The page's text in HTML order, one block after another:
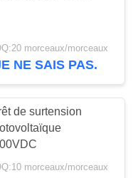
de
55
morceaux/morceaux
NE SAIS PAS.
de surtension
morceaux/morceaux